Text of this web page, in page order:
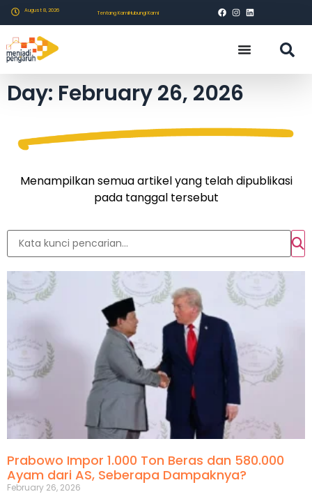
August 8, 2026 Tentang KamiHubungi Kami
Day: February 26, 2026
Menampilkan semua artikel yang telah dipublikasi
pada tanggal tersebut
Prabowo Impor 1.000 Ton Beras dan 580.000
Ayam dari AS, Seberapa Dampaknya?
February 26, 2026